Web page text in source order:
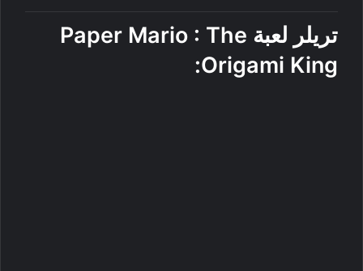
تريلر لعبة Paper Mario : The
Origami King
: